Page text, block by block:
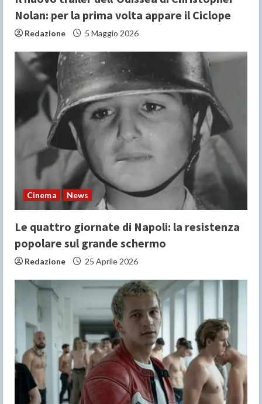
Nolan: per la prima volta appare il Ciclope
Redazione 5 Maggio 2026
Cinema News
Le quattro giornate di Napoli: la resistenza
popolare sul grande schermo
Redazione 25 Aprile 2026